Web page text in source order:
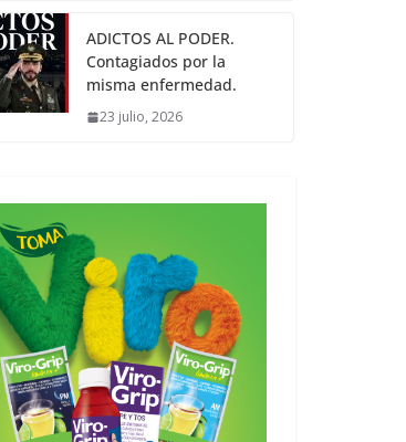
ADICTOS AL PODER.
Contagiados por la
misma enfermedad.
23 julio, 2026